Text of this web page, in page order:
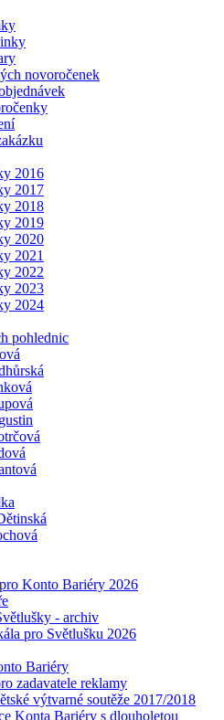
novoročenek
2016
2017
2018
2019
2020
2021
2022
2023
2024
pohlednic
Konto Bariéry 2026
- archiv
pro Světlušku 2026
Bariéry
zadavatele reklamy
výtvarné soutěže 2017/2018
Konta Bariéry s dlouholetou